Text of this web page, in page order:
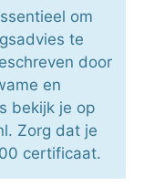
om
te
door
en
bekijk je op
Zorg dat je
certificaat.